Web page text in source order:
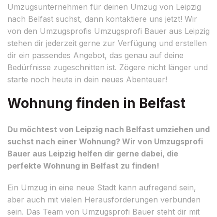
Umzugsunternehmen für deinen Umzug von Leipzig
nach Belfast suchst, dann kontaktiere uns jetzt! Wir
von den Umzugsprofis Umzugsprofi Bauer aus Leipzig
stehen dir jederzeit gerne zur Verfügung und erstellen
dir ein passendes Angebot, das genau auf deine
Bedürfnisse zugeschnitten ist. Zögere nicht länger und
starte noch heute in dein neues Abenteuer!
Wohnung finden in Belfast
Du möchtest von Leipzig nach Belfast umziehen und
suchst nach einer Wohnung? Wir von Umzugsprofi
Bauer aus Leipzig helfen dir gerne dabei, die
perfekte Wohnung in Belfast zu finden!
Ein Umzug in eine neue Stadt kann aufregend sein,
aber auch mit vielen Herausforderungen verbunden
sein. Das Team von Umzugsprofi Bauer steht dir mit